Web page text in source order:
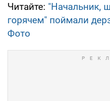
Читайте: "Начальник,
горячем" поймали
Фото